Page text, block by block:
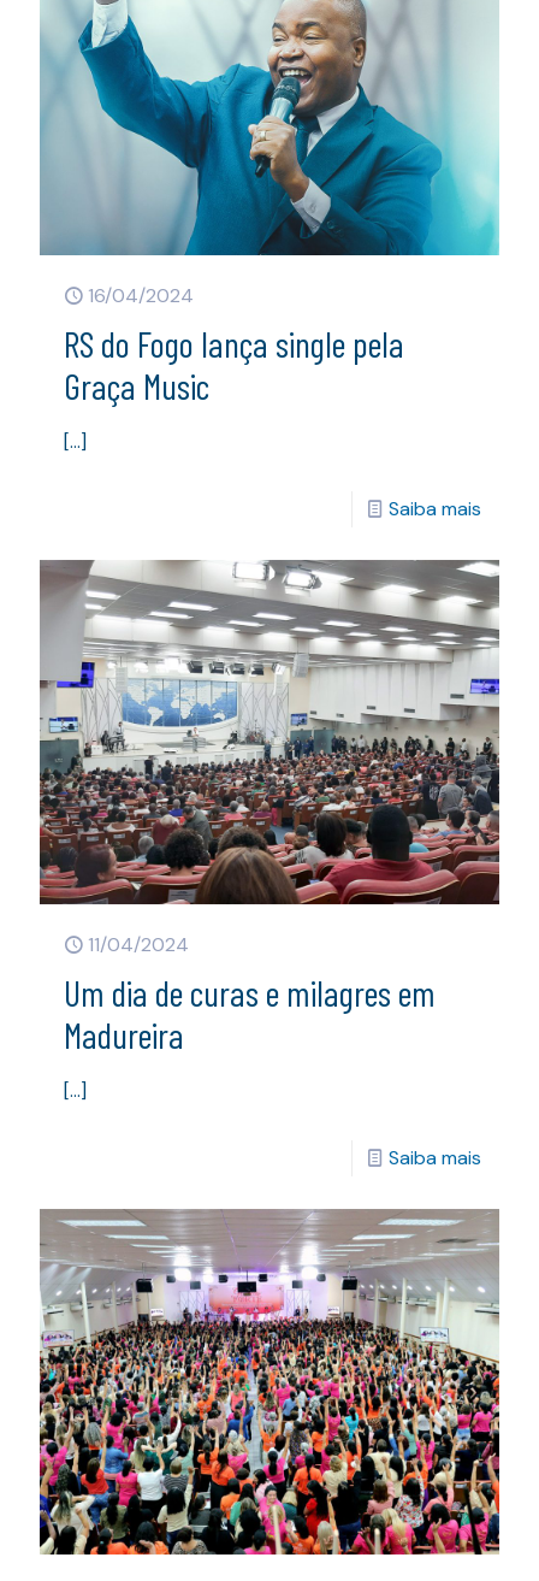
16/04/2024
RS do Fogo lança single pela
Graça Music
[…]
Saiba mais
11/04/2024
Um dia de curas e milagres em
Madureira
[…]
Saiba mais